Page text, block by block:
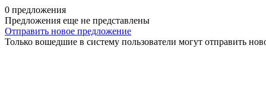
0 предложения
Предложения еще не представлены
Отправить новое предложение
Только вошедшие в систему пользователи могут отправить